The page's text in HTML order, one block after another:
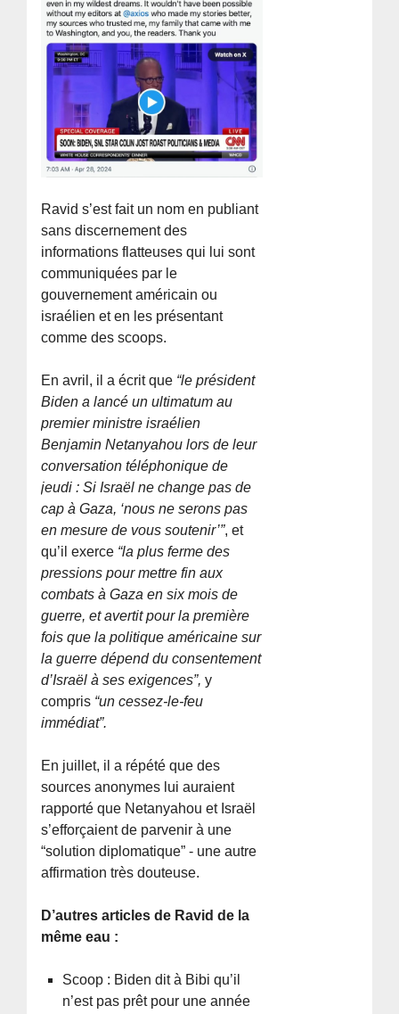
Ravid s’est fait un nom en publiant
sans discernement des
informations flatteuses qui lui sont
communiquées par le
gouvernement américain ou
israélien et en les présentant
comme des scoops.
En avril, il a écrit que “le président
Biden a lancé un ultimatum au
premier ministre israélien
Benjamin Netanyahou lors de leur
conversation téléphonique de
jeudi : Si Israël ne change pas de
cap à Gaza, ‘nous ne serons pas
en mesure de vous soutenir’”, et
qu’il exerce “la plus ferme des
pressions pour mettre fin aux
combats à Gaza en six mois de
guerre, et avertit pour la première
fois que la politique américaine sur
la guerre dépend du consentement
d’Israël à ses exigences”, y
compris “un cessez-le-feu
immédiat”.
En juillet, il a répété que des
sources anonymes lui auraient
rapporté que Netanyahou et Israël
s’efforçaient de parvenir à une
“solution diplomatique” - une autre
affirmation très douteuse.
D’autres articles de Ravid de la
même eau :
Scoop : Biden dit à Bibi qu’il
n’est pas prêt pour une année